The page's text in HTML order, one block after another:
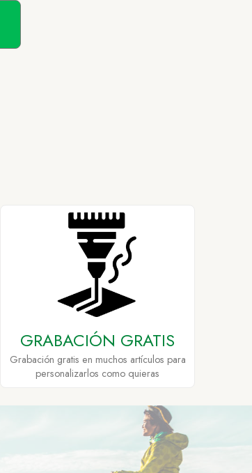
GRABACIÓN GRATIS
Grabación gratis en muchos artículos para
personalizarlos como quieras